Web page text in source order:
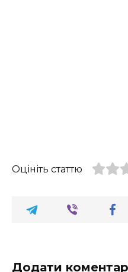
Оцініть статтю
Додати коментар